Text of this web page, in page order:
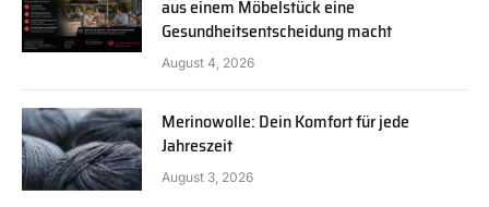
aus einem Möbelstück eine
Gesundheitsentscheidung macht
August 4, 2026
Merinowolle: Dein Komfort für jede
Jahreszeit
August 3, 2026